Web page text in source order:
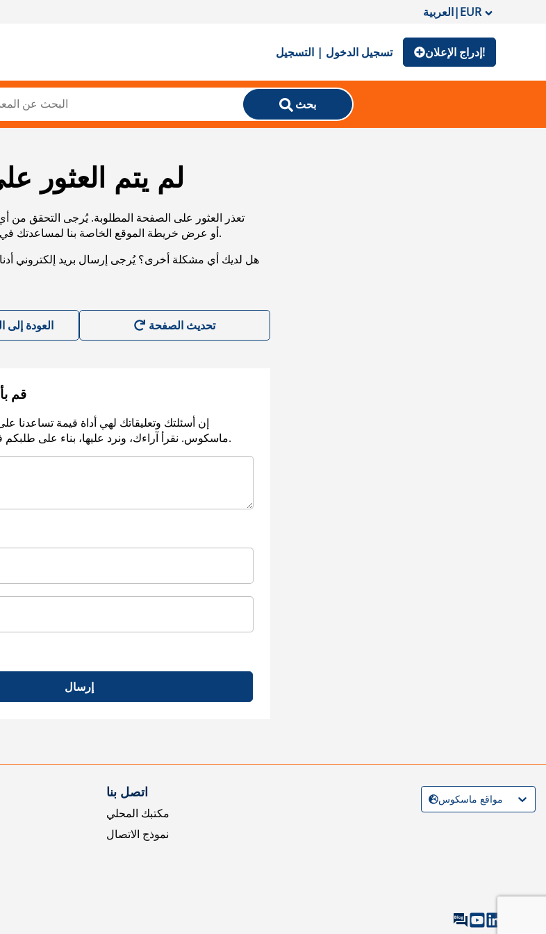
العربية|EUR
تسجيل الدخول | التسجيل إدراج الإعلان!
بحث
لم يتم العثور
تعذر العثور على الصفحة المطلوبة. يُرجى التحقق من
URL، أو عرض خريطة الموقع الخاصة بنا لمساعدتك في العثور على ما تريد.
هل لديك أي مشكلة أخرى؟ يُرجى إرسال بريد إلكتروني
العودة إلى
قم
إن أسئلتك وتعليقاتك لهي أداة قيمة تساعدنا
ماسكوس. نقرأ آراءك، ونرد عليها، بناء على طلبكم في أسرع وقت ممكن.
إرسال
اتصل بنا
مكتبك المحلي
نموذج الاتصال
مواقع ماسكوس